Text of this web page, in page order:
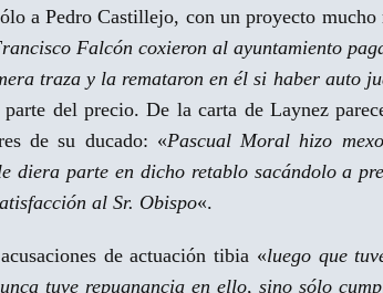
a Pedro Castillejo, con un proyecto mucho
Falcón coxieron al ayuntamiento
traza y la remataron en él si haber auto
del precio. De la carta de Laynez
de su ducado: «Pascual Moral hizo
diera parte en dicho retablo sacándolo a
al Sr. Obispo«.
de actuación tibia «luego que
tuve repugnancia en ello, sino sólo